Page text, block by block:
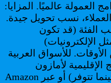
العمولة عالميًا. المزايا:
نسب تحويل جيدة.
الفئة (قد تكون
الإلكترونيات)
للأسواق العربية
لأمازون
(Amazon.sa، Amazon.eg حينما تتوفر) أو عبر Amazon